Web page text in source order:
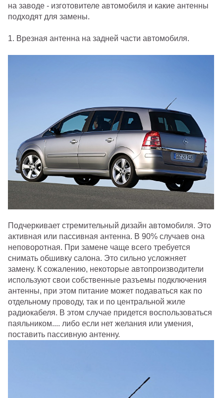
на заводе - изготовителе автомобиля и какие антенны
подходят для замены.
1. Врезная антенна на задней части автомобиля.
Подчеркивает стремительный дизайн автомобиля. Это
активная или пассивная антенна. В 90% случаев она
неповоротная. При замене чаще всего требуется
снимать обшивку салона. Это сильно усложняет
замену. К сожалению, некоторые автопроизводители
используют свои собственные разъемы подключения
антенны, при этом питание может подаваться как по
отдельному проводу, так и по центральной жиле
радиокабеля. В этом случае придется воспользоваться
паяльником.... либо если нет желания или умения,
поставить пассивную антенну.